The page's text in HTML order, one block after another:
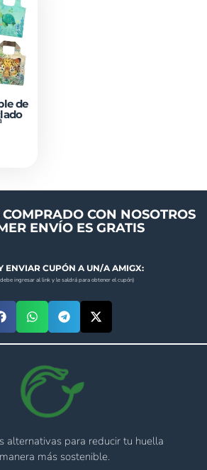
de
CON NOSOTROS
ENVÍO ES GRATIS
ENVIAR CUPÓN A UN/A AMIGX:
ingresar al link y le saldrá para obtener el cupón)
alternativas para reducir tu huella
más sostenible.